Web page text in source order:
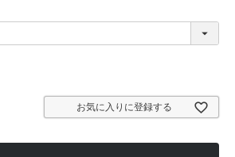
お気に入りに登録する